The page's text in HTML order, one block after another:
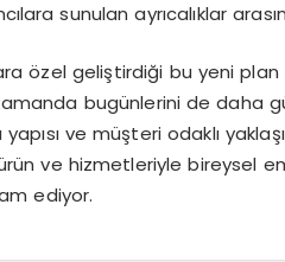
sunulan ayrıcalıklar
özel geliştirdiği bu yeni plan
bugünlerini de daha
yapısı ve müşteri odaklı
ve hizmetleriyle bireysel
ediyor.